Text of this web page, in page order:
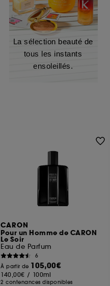
La sélection beauté de
tous les instants
ensoleillés.
CARON
Pour un Homme de CARON
Le Soir
Eau de Parfum
6
À partir de 105,00€
140,00€ / 100ml
2 contenances disponibles